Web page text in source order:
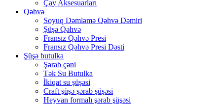
Çay Aksesuarları
Qəhvə
Soyuq Dəmləmə Qəhvə Dəmiri
Şüşə Qəhvə
Fransız Qəhvə Presi
Fransız Qəhvə Presi Dəsti
Şüşə butulka
Şərab çəni
Tək Su Butulka
İkiqat su şüşəsi
Craft şüşə şərab şüşəsi
Heyvan formalı şərab şüşəsi